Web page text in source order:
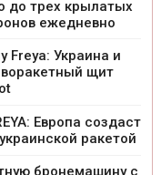
до трех крылатых
ежедневно
Freya: Украина и
щит
Европа создаст
ракетой
бронемашину с